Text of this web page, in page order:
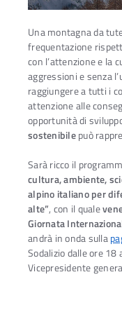
Una montagna da
frequentazione
con l’attenzione e la
aggressioni e senza
raggiungere a tutti i
attenzione alle
opportunità di
sostenibilepuò
Sarà ricco il
cultura, ambiente,
alpino italiano per
alte”, con il quale
Giornata
andrà in onda sulla
Sodalizio dalle ore
Vicepresidente